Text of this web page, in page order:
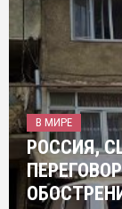
В МИРЕ
РОССИЯ,